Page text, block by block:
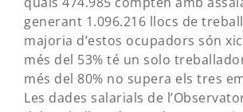
generant 1.096.216 llocs de
majoria d’estos ocupadors són
més del 53% té un solo
més del 80% no supera els tres
Les dades salarials de